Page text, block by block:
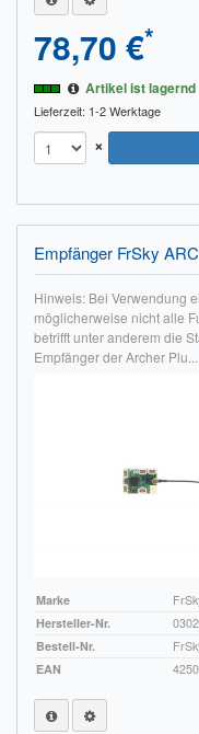
78,70 €*
Artikel ist lagernd
Lieferzeit: 1-2 Werktage
×
Empfänger FrSky
Hinweis: Bei Verwendung
möglicherweise nicht alle
betrifft unter anderem die
Empfänger der Archer Plu...
Marke
Hersteller-Nr.
Bestell-Nr.
EAN